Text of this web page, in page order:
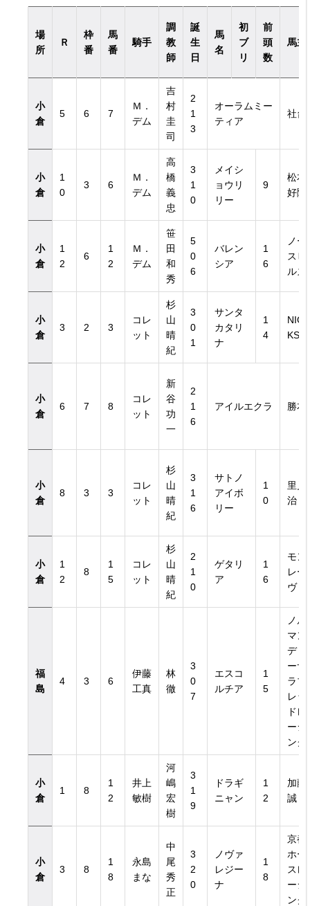
場
所
Ｒ
枠
番
馬
番
騎手
調
教
師
誕
生
日
馬
名
初
ブ
リ
前
頭
数
馬主
小
倉
5 6 7
Ｍ．
デム
吉
村
圭
司
2
1
3
オーラムミー
ティア
社台
小
倉
1
0
3 6
Ｍ．
デム
高
橋
義
忠
3
1
0
メイシ
ョウリ
リー
9
松本
好隆
小
倉
1
2
6
1
2
Ｍ．
デム
笹
田
和
秀
5
0
6
バレン
シア
1
6
ノー
スヒ
ルズ
小
倉
3 2 3
コレ
ット
杉
山
晴
紀
3
0
1
サンタ
カタリ
ナ
1
4
NIC
KS
小
倉
6 7 8
コレ
ット
新
谷
功
一
2
1
6
アイルエクラ 勝本
小
倉
8 3 3
コレ
ット
杉
山
晴
紀
3
1
6
サトノ
アイボ
リー
1
0
里見
治
小
倉
1
2
8
1
5
コレ
ット
杉
山
晴
紀
2
1
0
ゲタリ
ア
1
6
モン
レー
ヴ
福
島
4 3 6
伊藤
工真
林
徹
3
0
7
エスコ
ルチア
1
5
ノル
マン
ディ
ーサ
ラブ
レッ
ドレ
ーシ
ング
小
倉
1 8
1
2
井上
敏樹
河
嶋
宏
樹
3
1
9
ドラギ
ニャン
1
2
加藤
誠
小
倉
3 8
1
8
永島
まな
中
尾
秀
正
3
2
0
ノヴァ
レジー
ナ
1
8
京都
ホー
スレ
ーシ
ング